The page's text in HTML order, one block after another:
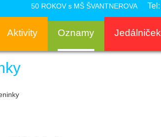
50 ROKOV s MŠ ŠVANTNEROVA Tel:
Aktivity Oznamy Jedálniček